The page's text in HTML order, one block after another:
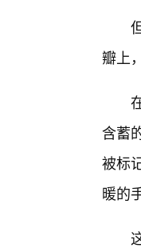
瓣上
含蓄
被标
暖的